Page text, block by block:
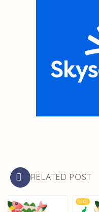
RELATED POST
お店